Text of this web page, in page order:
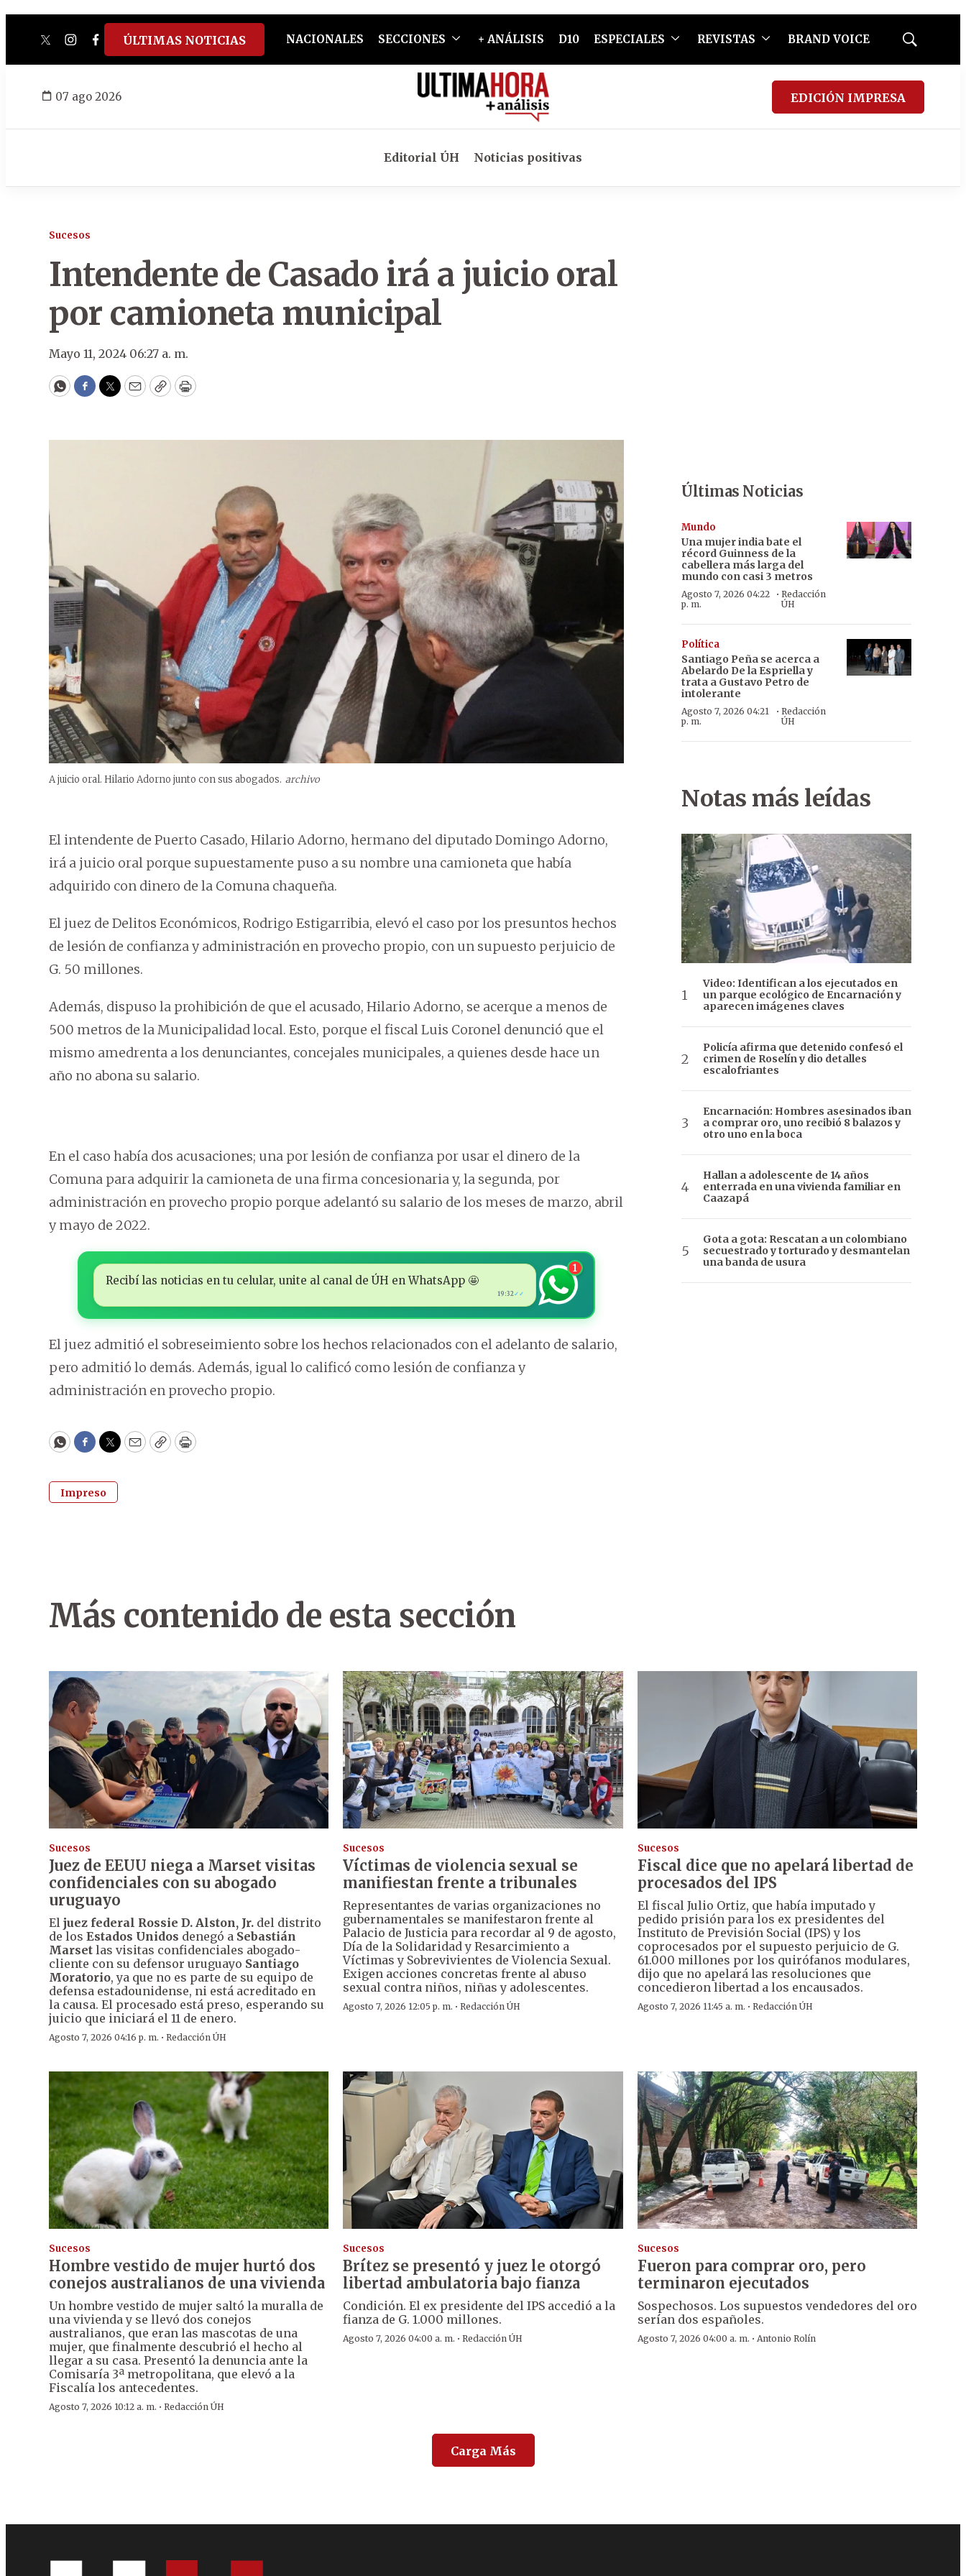
twitterinstagram
facebook
tiktokyoutube
spotify
ÚLTIMAS NOTICIAS NACIONALES SECCIONES + ANÁLISIS D10 ESPECIALES REVISTAS BRAND VOICE
Mostrar
07 ago 2026 EDICIÓN IMPRESA
Editorial ÚH Noticias positivas
Sucesos
Intendente de Casado irá a juicio oral
por camioneta municipal
Mayo 11, 2024 06:27 a. m.
WhatsApp
Facebook
Twitter
EmailCopyPrint
A juicio oral. Hilario Adorno junto con sus abogados. archivo
El intendente de Puerto Casado, Hilario Adorno, hermano del diputado Domingo Adorno,
irá a juicio oral porque supuestamente puso a su nombre una camioneta que había
adquirido con dinero de la Comuna chaqueña.
El juez de Delitos Económicos, Rodrigo Estigarribia, elevó el caso por los presuntos hechos
de lesión de confianza y administración en provecho propio, con un supuesto perjuicio de
G. 50 millones.
Además, dispuso la prohibición de que el acusado, Hilario Adorno, se acerque a menos de
500 metros de la Municipalidad local. Esto, porque el fiscal Luis Coronel denunció que el
mismo amedrenta a los denunciantes, concejales municipales, a quienes desde hace un
año no abona su salario.
En el caso había dos acusaciones; una por lesión de confianza por usar el dinero de la
Comuna para adquirir la camioneta de una firma concesionaria y, la segunda, por
administración en provecho propio porque adelantó su salario de los meses de marzo, abril
y mayo de 2022.
Recibí las noticias en tu celular, unite al canal de ÚH en WhatsApp 🤩
19:32✓✓
1
El juez admitió el sobreseimiento sobre los hechos relacionados con el adelanto de salario,
pero admitió lo demás. Además, igual lo calificó como lesión de confianza y
administración en provecho propio.
WhatsApp
Facebook
Twitter
EmailCopyPrint
Impreso
Últimas Noticias
Mundo
Una mujer india bate el
récord Guinness de la
cabellera más larga del
mundo con casi 3 metros
Agosto 7, 2026 04:22
p. m.
·Redacción
ÚH
Política
Santiago Peña se acerca a
Abelardo De la Espriella y
trata a Gustavo Petro de
intolerante
Agosto 7, 2026 04:21
p. m.
·Redacción
ÚH
Notas más leídas
Video: Identifican a los ejecutados en
un parque ecológico de Encarnación y
aparecen imágenes claves
Policía afirma que detenido confesó el
crimen de Roselín y dio detalles
escalofriantes
Encarnación: Hombres asesinados iban
a comprar oro, uno recibió 8 balazos y
otro uno en la boca
Hallan a adolescente de 14 años
enterrada en una vivienda familiar en
Caazapá
Gota a gota: Rescatan a un colombiano
secuestrado y torturado y desmantelan
una banda de usura
Más contenido de esta sección
Sucesos
Juez de EEUU niega a Marset visitas
confidenciales con su abogado
uruguayo
El juez federal Rossie D. Alston, Jr. del distrito
de los Estados Unidos denegó a Sebastián
Marset las visitas confidenciales abogado-
cliente con su defensor uruguayo Santiago
Moratorio, ya que no es parte de su equipo de
defensa estadounidense, ni está acreditado en
la causa. El procesado está preso, esperando su
juicio que iniciará el 11 de enero.
Agosto 7, 2026 04:16 p. m. · Redacción ÚH
Sucesos
Víctimas de violencia sexual se
manifiestan frente a tribunales
Representantes de varias organizaciones no
gubernamentales se manifestaron frente al
Palacio de Justicia para recordar al 9 de agosto,
Día de la Solidaridad y Resarcimiento a
Víctimas y Sobrevivientes de Violencia Sexual.
Exigen acciones concretas frente al abuso
sexual contra niños, niñas y adolescentes.
Agosto 7, 2026 12:05 p. m. ·Redacción ÚH
Sucesos
Fiscal dice que no apelará libertad de
procesados del IPS
El fiscal Julio Ortiz, que había imputado y
pedido prisión para los ex presidentes del
Instituto de Previsión Social (IPS) y los
coprocesados por el supuesto perjuicio de G.
61.000 millones por los quirófanos modulares,
dijo que no apelará las resoluciones que
concedieron libertad a los encausados.
Agosto 7, 2026 11:45 a. m. · Redacción ÚH
Sucesos
Hombre vestido de mujer hurtó dos
conejos australianos de una vivienda
Un hombre vestido de mujer saltó la muralla de
una vivienda y se llevó dos conejos
australianos, que eran las mascotas de una
mujer, que finalmente descubrió el hecho al
llegar a su casa. Presentó la denuncia ante la
Comisaría 3ª metropolitana, que elevó a la
Fiscalía los antecedentes.
Agosto 7, 2026 10:12 a. m. · Redacción ÚH
Sucesos
Brítez se presentó y juez le otorgó
libertad ambulatoria bajo fianza
Condición. El ex presidente del IPS accedió a la
fianza de G. 1.000 millones.
Agosto 7, 2026 04:00 a. m. ·Redacción ÚH
Sucesos
Fueron para comprar oro, pero
terminaron ejecutados
Sospechosos. Los supuestos vendedores del oro
serían dos españoles.
Agosto 7, 2026 04:00 a. m. · Antonio Rolín
Carga Más